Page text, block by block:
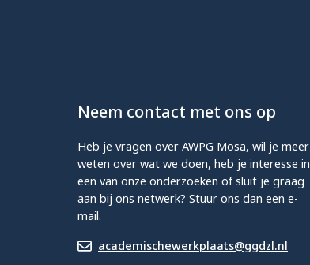
Neem contact met ons op
Heb je vragen over AWPG Mosa, wil je meer
weten over wat we doen, heb je interesse in
een van onze onderzoeken of sluit je graag
aan bij ons netwerk? Stuur ons dan een e-
mail.
academischewerkplaats@ggdzl.nl